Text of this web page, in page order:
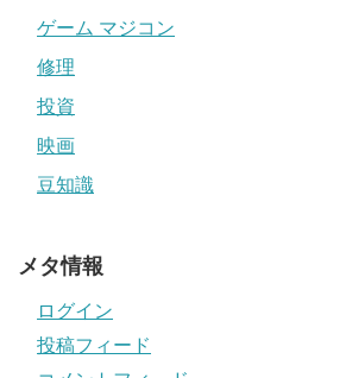
ゲーム マジコン
修理
投資
映画
豆知識
メタ情報
ログイン
投稿フィード